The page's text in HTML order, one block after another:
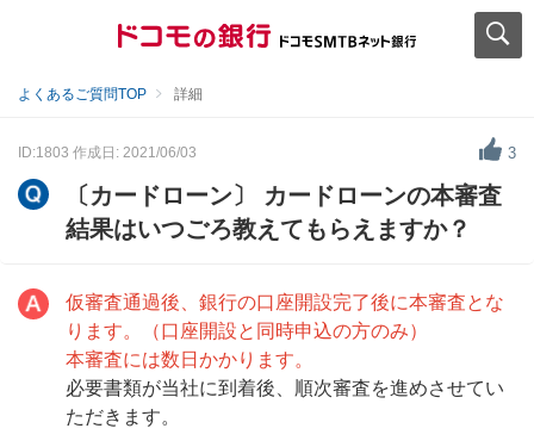
よくあるご質問TOP 詳細
ID:1803 作成日: 2021/06/03 3
〔カードローン〕 カードローンの本審査
結果はいつごろ教えてもらえますか？
仮審査通過後、銀行の口座開設完了後に本審査とな
ります。（口座開設と同時申込の方のみ）
本審査には数日かかります。
必要書類が当社に到着後、順次審査を進めさせてい
ただきます。